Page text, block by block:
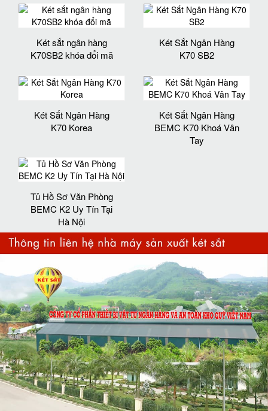
Két sắt ngân hàng
K70SB2 khóa đổi mã
Két Sắt Ngân Hàng
K70 SB2
Két Sắt Ngân Hàng
K70 Korea
Két Sắt Ngân Hàng
BEMC K70 Khoá Vân
Tay
Tủ Hồ Sơ Văn Phòng
BEMC K2 Uy Tín Tại
Hà Nội